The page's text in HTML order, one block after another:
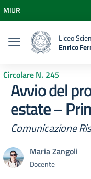
Vai al menu di
Vai al footer
MIUR
Liceo
Enrico
Circolare N. 245
Avvio del
estate –
Comunicazione
Maria Zangoli
Docente